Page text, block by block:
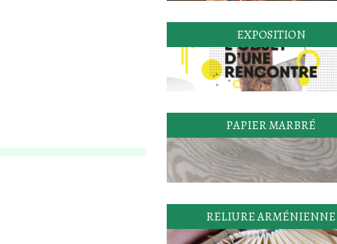
EXPOSITION
PAPIER MARBRÉ
RELIURE ARMÉNIENNE